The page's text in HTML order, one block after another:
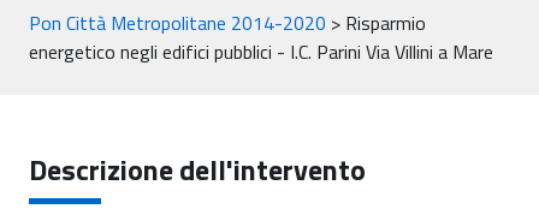
Pon Città Metropolitane 2014-2020 > Risparmio
energetico negli edifici pubblici - I.C. Parini Via Villini a Mare
Descrizione dell'intervento